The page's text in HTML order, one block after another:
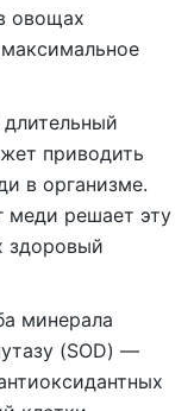
овощах
длительный
приводить
в организме.
меди решает эту
здоровый
минерала
(SOD) —